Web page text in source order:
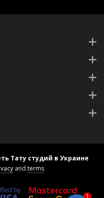
Тату студий в Украине
and terms
1